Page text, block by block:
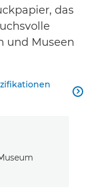
das
und Museen
